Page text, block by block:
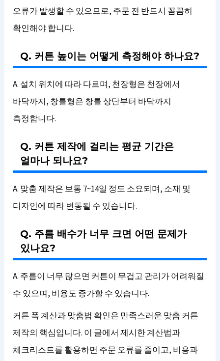
오류가 발생할 수 있으므로, 주문 전 반드시 꼼꼼히
확인해야 합니다.
Q. 커튼 높이는 어떻게 측정해야 하나요?
A. 설치 위치에 따라 다르며, 천장형은 천장에서
바닥까지, 창틀형은 창틀 상단부터 바닥까지
측정합니다.
Q. 커튼 제작에 걸리는 평균 기간은
얼마나 되나요?
A. 맞춤 제작은 보통 7~14일 정도 소요되며, 소재 및
디자인에 따라 변동될 수 있습니다.
Q. 주름 배수가 너무 크면 어떤 문제가
있나요?
A. 주름이 너무 많으면 커튼이 무겁고 관리가 어려워질
수 있으며, 비용도 증가할 수 있습니다.
커튼 폭 계산과 맞춤법 확인은 만족스러운 맞춤 커튼
제작의 핵심입니다. 이 글에서 제시한 계산법과
체크리스트를 활용하면 주문 오류를 줄이고, 비용과